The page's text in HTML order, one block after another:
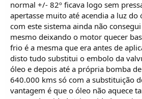
normal +/- 82º ficava logo sem
apertasse muito até acendia a luz
com este sistema ainda não
mesmo deixando o motor quecer
frio é a mesma que era antes de
disto tudo substitui o embolo da
óleo e depois até a própria bomba
640.000 kms só com a substituição
vantagem é que o óleo não aquece